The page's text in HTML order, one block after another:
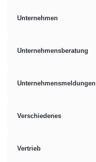
Unternehmen
Unternehmensberatung
Unternehmensmeldungen
Verschiedenes
Vertrieb